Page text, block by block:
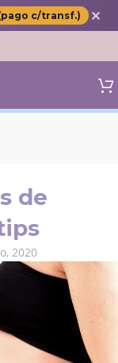
c/transf.) ✕
de
2020